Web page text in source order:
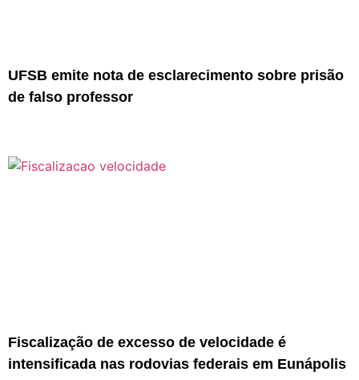
UFSB emite nota de esclarecimento sobre prisão
de falso professor
Fiscalização de excesso de velocidade é
intensificada nas rodovias federais em Eunápolis